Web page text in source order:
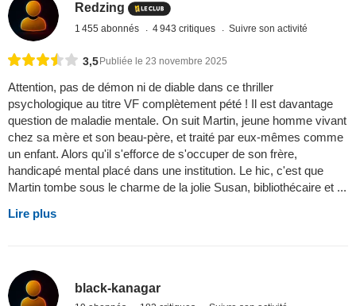
Redzing
1 455 abonnés 4 943 critiques Suivre son activité
3,5Publiée le 23 novembre 2025
Attention, pas de démon ni de diable dans ce thriller
psychologique au titre VF complètement pété ! Il est davantage
question de maladie mentale. On suit Martin, jeune homme vivant
chez sa mère et son beau-père, et traité par eux-mêmes comme
un enfant. Alors qu'il s'efforce de s'occuper de son frère,
handicapé mental placé dans une institution. Le hic, c'est que
Martin tombe sous le charme de la jolie Susan, bibliothécaire et ...
Lire plus
black-kanagar